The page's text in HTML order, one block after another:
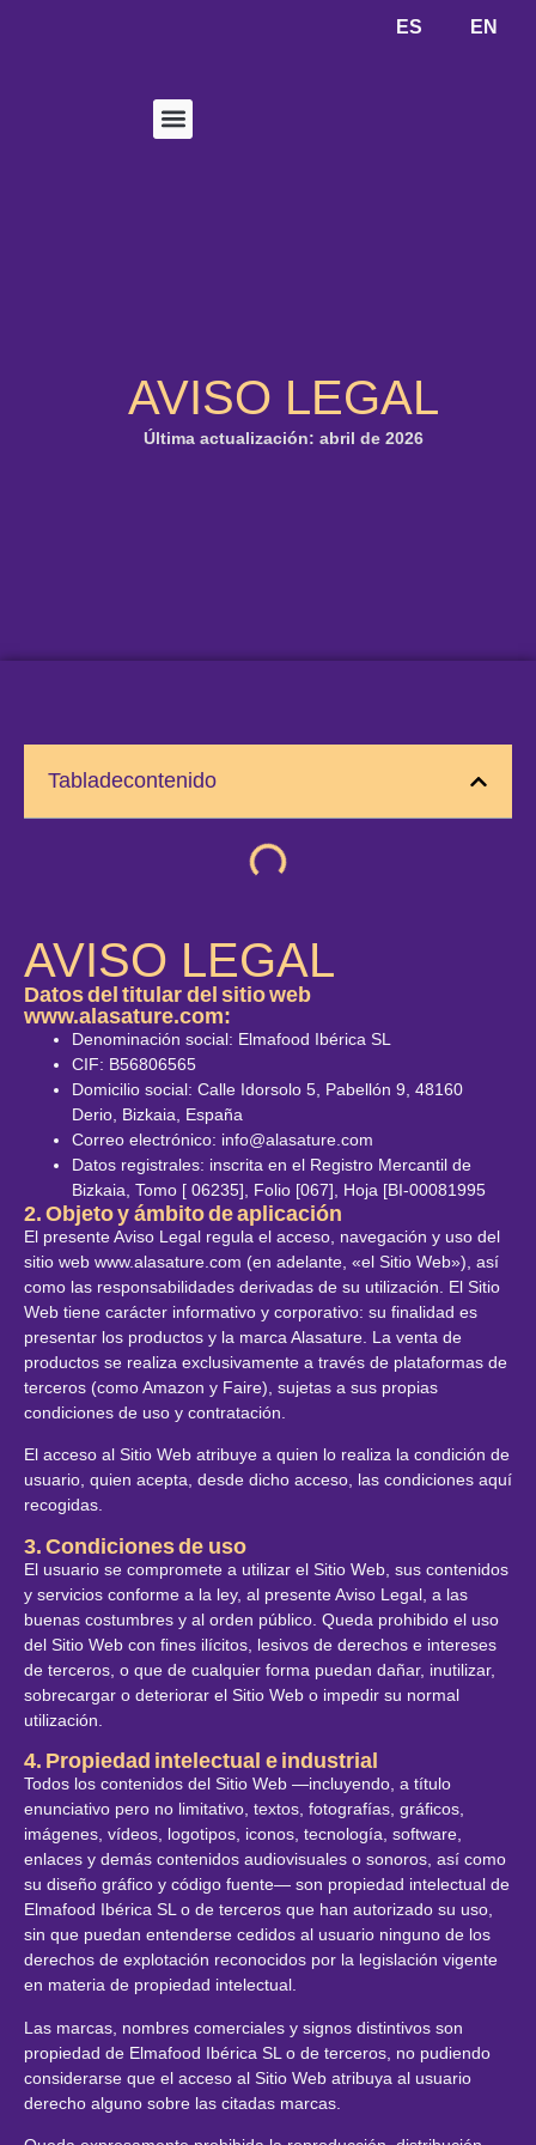
ES EN
AVISO LEGAL
Última actualización: abril de 2026
AVISO LEGAL
Datos del titular del sitio web
www.alasature.com:
Denominación social: Elmafood Ibérica SL
CIF: B56806565
Domicilio social: Calle Idorsolo 5, Pabellón 9, 48160
Derio, Bizkaia, España
Correo electrónico: info@alasature.com
Datos registrales: inscrita en el Registro Mercantil de
Bizkaia, Tomo [ 06235], Folio [067], Hoja [BI-00081995
2. Objeto y ámbito de aplicación
El presente Aviso Legal regula el acceso, navegación y uso del
sitio web www.alasature.com (en adelante, «el Sitio Web»), así
como las responsabilidades derivadas de su utilización. El Sitio
Web tiene carácter informativo y corporativo: su finalidad es
presentar los productos y la marca Alasature. La venta de
productos se realiza exclusivamente a través de plataformas de
terceros (como Amazon y Faire), sujetas a sus propias
condiciones de uso y contratación.
El acceso al Sitio Web atribuye a quien lo realiza la condición de
usuario, quien acepta, desde dicho acceso, las condiciones aquí
recogidas.
3. Condiciones de uso
El usuario se compromete a utilizar el Sitio Web, sus contenidos
y servicios conforme a la ley, al presente Aviso Legal, a las
buenas costumbres y al orden público. Queda prohibido el uso
del Sitio Web con fines ilícitos, lesivos de derechos e intereses
de terceros, o que de cualquier forma puedan dañar, inutilizar,
sobrecargar o deteriorar el Sitio Web o impedir su normal
utilización.
4. Propiedad intelectual e industrial
Todos los contenidos del Sitio Web —incluyendo, a título
enunciativo pero no limitativo, textos, fotografías, gráficos,
imágenes, vídeos, logotipos, iconos, tecnología, software,
enlaces y demás contenidos audiovisuales o sonoros, así como
su diseño gráfico y código fuente— son propiedad intelectual de
Elmafood Ibérica SL o de terceros que han autorizado su uso,
sin que puedan entenderse cedidos al usuario ninguno de los
derechos de explotación reconocidos por la legislación vigente
en materia de propiedad intelectual.
Las marcas, nombres comerciales y signos distintivos son
propiedad de Elmafood Ibérica SL o de terceros, no pudiendo
considerarse que el acceso al Sitio Web atribuya al usuario
derecho alguno sobre las citadas marcas.
Tabla de contenido